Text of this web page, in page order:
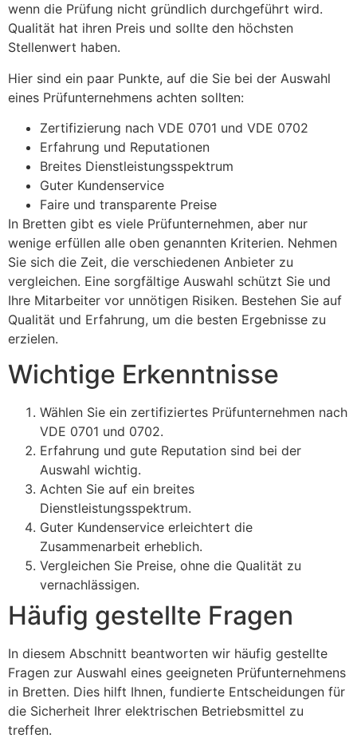
wenn die Prüfung nicht gründlich durchgeführt wird.
Qualität hat ihren Preis und sollte den höchsten
Stellenwert haben.
Hier sind ein paar Punkte, auf die Sie bei der Auswahl
eines Prüfunternehmens achten sollten:
Zertifizierung nach VDE 0701 und VDE 0702
Erfahrung und Reputationen
Breites Dienstleistungsspektrum
Guter Kundenservice
Faire und transparente Preise
In Bretten gibt es viele Prüfunternehmen, aber nur
wenige erfüllen alle oben genannten Kriterien. Nehmen
Sie sich die Zeit, die verschiedenen Anbieter zu
vergleichen. Eine sorgfältige Auswahl schützt Sie und
Ihre Mitarbeiter vor unnötigen Risiken. Bestehen Sie auf
Qualität und Erfahrung, um die besten Ergebnisse zu
erzielen.
Wichtige Erkenntnisse
Wählen Sie ein zertifiziertes Prüfunternehmen nach
VDE 0701 und 0702.
Erfahrung und gute Reputation sind bei der
Auswahl wichtig.
Achten Sie auf ein breites
Dienstleistungsspektrum.
Guter Kundenservice erleichtert die
Zusammenarbeit erheblich.
Vergleichen Sie Preise, ohne die Qualität zu
vernachlässigen.
Häufig gestellte Fragen
In diesem Abschnitt beantworten wir häufig gestellte
Fragen zur Auswahl eines geeigneten Prüfunternehmens
in Bretten. Dies hilft Ihnen, fundierte Entscheidungen für
die Sicherheit Ihrer elektrischen Betriebsmittel zu
treffen.